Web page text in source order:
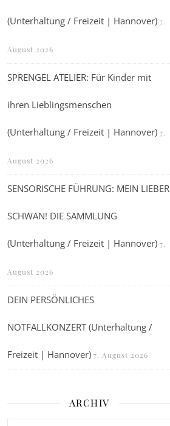
(Unterhaltung / Freizeit | Hannover) 7.
August 2026
SPRENGEL ATELIER: Für Kinder mit
ihren Lieblingsmenschen
(Unterhaltung / Freizeit | Hannover) 7.
August 2026
SENSORISCHE FÜHRUNG: MEIN LIEBER
SCHWAN! DIE SAMMLUNG
(Unterhaltung / Freizeit | Hannover) 7.
August 2026
DEIN PERSÖNLICHES
NOTFALLKONZERT (Unterhaltung /
Freizeit | Hannover) 7. August 2026
ARCHIV